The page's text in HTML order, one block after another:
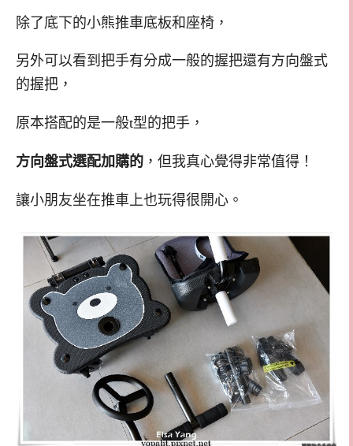
除了底下的小熊推車底板和座椅，
另外可以看到把手有分成一般的握把還有方向盤式
的握把，
原本搭配的是一般t型的把手，
方向盤式選配加購的 ，但我真心覺得非常值得！
讓小朋友坐在推車上也玩得很開心。